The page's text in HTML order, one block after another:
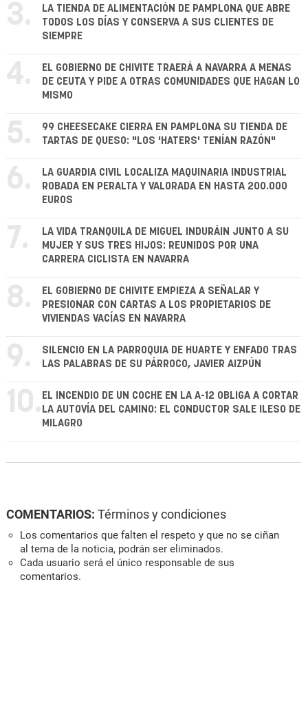
3.
LA TIENDA DE ALIMENTACIÓN DE PAMPLONA QUE ABRE
TODOS LOS DÍAS Y CONSERVA A SUS CLIENTES DE
SIEMPRE
4.
EL GOBIERNO DE CHIVITE TRAERÁ A NAVARRA A MENAS
DE CEUTA Y PIDE A OTRAS COMUNIDADES QUE HAGAN LO
MISMO
5.
99 CHEESECAKE CIERRA EN PAMPLONA SU TIENDA DE
TARTAS DE QUESO: "LOS 'HATERS' TENÍAN RAZÓN"
6.
LA GUARDIA CIVIL LOCALIZA MAQUINARIA INDUSTRIAL
ROBADA EN PERALTA Y VALORADA EN HASTA 200.000
EUROS
7.
LA VIDA TRANQUILA DE MIGUEL INDURÁIN JUNTO A SU
MUJER Y SUS TRES HIJOS: REUNIDOS POR UNA
CARRERA CICLISTA EN NAVARRA
8.
EL GOBIERNO DE CHIVITE EMPIEZA A SEÑALAR Y
PRESIONAR CON CARTAS A LOS PROPIETARIOS DE
VIVIENDAS VACÍAS EN NAVARRA
9.
SILENCIO EN LA PARROQUIA DE HUARTE Y ENFADO TRAS
LAS PALABRAS DE SU PÁRROCO, JAVIER AIZPÚN
10. EL INCENDIO DE UN COCHE EN LA A-12 OBLIGA A CORTAR
LA AUTOVÍA DEL CAMINO: EL CONDUCTOR SALE ILESO DE
MILAGRO
COMENTARIOS: Términos y condiciones
Los comentarios que falten el respeto y que no se ciñan
al tema de la noticia, podrán ser eliminados.
Cada usuario será el único responsable de sus
comentarios.